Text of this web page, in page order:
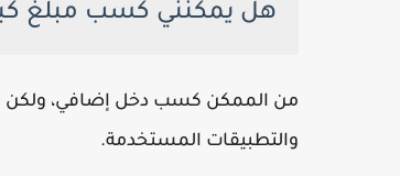
هل يمكنني كسب مبلغ
من الممكن كسب دخل إضافي، ولكن
والتطبيقات المستخدمة.